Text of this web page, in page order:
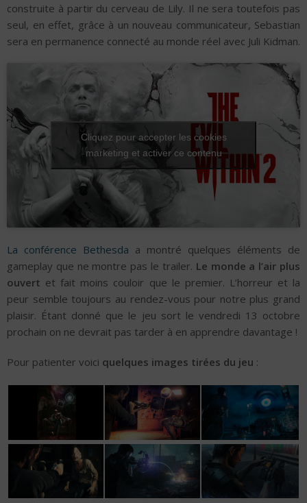
construite à partir du cerveau de Lily. Il ne sera toutefois pas
seul, en effet, grâce à un nouveau communicateur, Sebastian
sera en permanence connecté au monde réel avec Juli Kidman.
Cliquez pour accepter les cookies
marketing et activer ce contenu
La conférence Bethesda a montré quelques éléments de
gameplay que ne montre pas le trailer. Le monde a l’air plus
ouvert et fait moins couloir que le premier. L’horreur et la
peur semble toujours au rendez-vous pour notre plus grand
plaisir. Étant donné que le jeu sort le vendredi 13 octobre
prochain on ne devrait pas tarder à en apprendre davantage !
Pour patienter voici quelques images tirées du jeu :